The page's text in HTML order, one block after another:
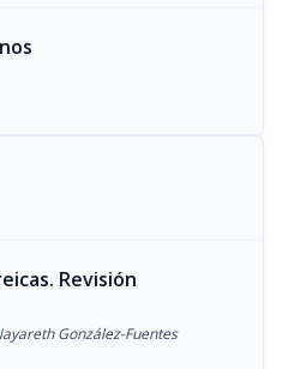
Revisión
González-Fuentes